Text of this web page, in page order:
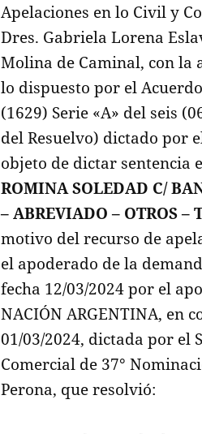
Apelaciones en lo Civil y
Dres. Gabriela Lorena
Molina de Caminal, con la
lo dispuesto por el
(1629) Serie «A» del seis
del Resuelvo) dictado por
objeto de dictar sentencia
ROMINA SOLEDAD C/
– ABREVIADO – OTROS
motivo del recurso de
el apoderado de la
fecha 12/03/2024 por el
NACIÓN ARGENTINA, en
01/03/2024, dictada por el
Comercial de 37°
Perona, que resolvió: